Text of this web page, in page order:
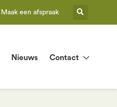
Nieuws Contact
Maak een afspraak